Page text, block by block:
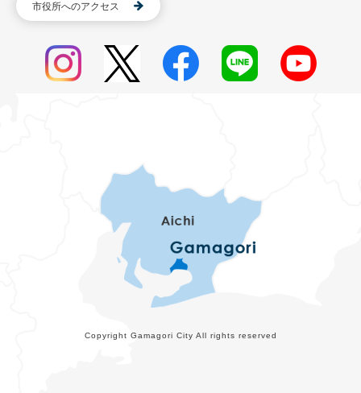
市役所へのアクセス
Copyright Gamagori City All rights reserved